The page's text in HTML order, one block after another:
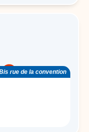
rue de la convention